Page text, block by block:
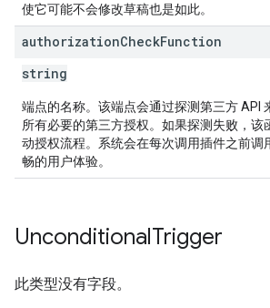
使它可能不会修改草稿也是如此。
authorizationCheckFunction
string
端点的名称。该端点会通过探测第三方 API
所有必要的第三方授权。如果探测失败，该
动授权流程。系统会在每次调用插件之前调
畅的用户体验。
UnconditionalTrigger
此类型没有字段。